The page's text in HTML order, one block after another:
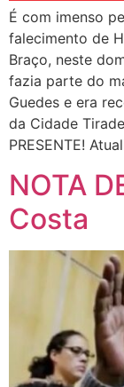
É com imenso
falecimento de
Braço, neste
fazia parte do
Guedes e era
da Cidade
PRESENTE!
NOTA
Costa